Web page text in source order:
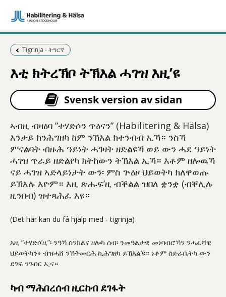
Föregående sida:
Tigrinja - ትግርኛ
እቲ ክትረኽቦ ትኽእል ሓገዝ እዚ’ዩ
Svensk version av sidan
ኣብዚ ብዛዕባ ”ተሃድሶን ጥዕናን” (Habilitering & Hälsa)
እንታይ ክንሕግዘካ ከም ንኽእል ክተንብብ ኢኻ። ንስኻ
ምናልባት ብዙሕ ዓይነት ሓገዛት ዘድልዩኻ ወይ ውን ሓደ ዓይነት
ሓገዝ ጥራይ ዘድልየካ ክትከውን ትኽእል ኢኻ። እቶም ዘሎዉኻ
ናይ ሓገዝ ኣድላይነታት ውን፡ ምስ ጕዕዞ ህይወትካ ክለዋወጡ
ይኽእሉ እዮም። እዚ ጽሑፍ’ዚ ብቕልል ዝበለ ቋንቋ (ብቐሊሉ
ዚንበብ) ዝተጻሕፈ እዩ።
(Det här kan du få hjälp med - tigrinja)
እዚ “ተሃድሶ’ዚ”፡ ንዓኻ ስንክልና ዘሎካ ሰብ፡ ንመዓልታዊ መነባብሮኻን ንሓፈሻዊ
ህይወትካን፥ ብዝሓሸ ንኽትመርሕ ኪሕግዘካ ይኽእል’ዩ። ነቶም ስድራቤትካ ውን
ደገፍ ንገብር ኢና።
ካብ ማሕበረሰብ ዚርከብ ደገፋት